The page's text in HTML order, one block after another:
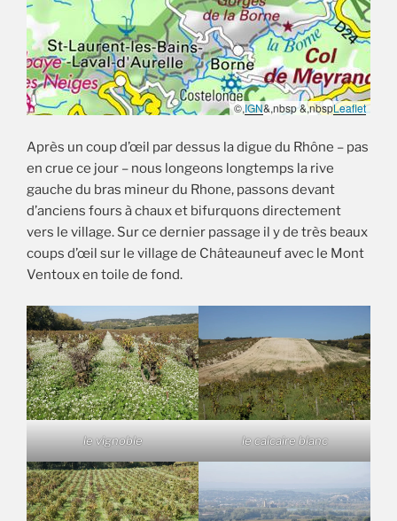
©,IGN&,nbsp &,nbspLeaflet
Après un coup d’œil par dessus la digue du Rhône – pas
en crue ce jour – nous longeons longtemps la rive
gauche du bras mineur du Rhone, passons devant
d’anciens fours à chaux et bifurquons directement
vers le village. Sur ce dernier passage il y de très beaux
coups d’œil sur le village de Châteauneuf avec le Mont
Ventoux en toile de fond.
le vignoble le calcaire blanc